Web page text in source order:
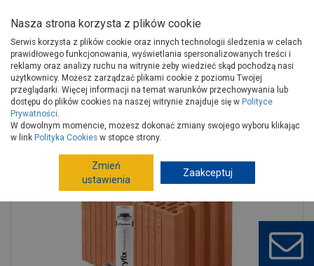
Strona główna Budowa i remont
Ściany, stropy, kominy
Materiały ścienne
Ceramika ścienna
Pustak ceramiczny Porotherm 25 Dryfix WIENERBERGER
Nasza strona korzysta z plików cookie
Serwis korzysta z plików cookie oraz innych technologii śledzenia w celach
prawidłowego funkcjonowania, wyświetlania spersonalizowanych treści i
reklamy oraz analizy ruchu na witrynie żeby wiedzieć skąd pochodzą nasi
użytkownicy. Możesz zarządzać plikami cookie z poziomu Twojej
przeglądarki. Więcej informacji na temat warunków przechowywania lub
dostępu do plików cookies na naszej witrynie znajduje się w Polityce
Prywatności.
W dowolnym momencie, możesz dokonać zmiany swojego wyboru klikając
w link Polityka Cookies w stopce strony.
Zmień
ustawienia
Zaakceptuj